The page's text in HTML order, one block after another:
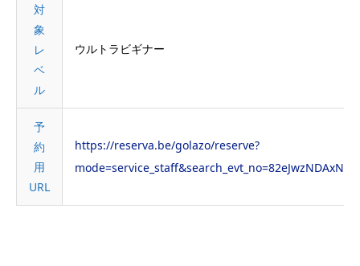
対
象
レ
ベ
ル
ウルトラビギナー
予
約
用
URL
https://reserva.be/golazo/reserve?